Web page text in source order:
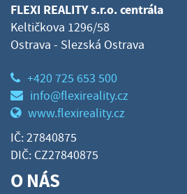
FLEXI REALITY s.r.o. centrála
Keltičkova 1296/58
Ostrava - Slezská Ostrava
+420 725 653 500
info@flexireality.cz
www.flexireality.cz
IČ: 27840875
DIČ: CZ27840875
O NÁS